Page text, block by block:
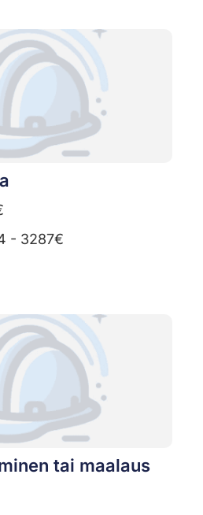
- 3287€
tai maalaus